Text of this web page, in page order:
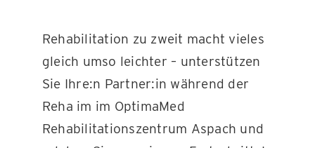
Rehabilitation zu zweit macht vieles
gleich umso leichter – unterstützen
Sie Ihre:n Partner:in während der
Reha im im OptimaMed
Rehabilitationszentrum Aspach und